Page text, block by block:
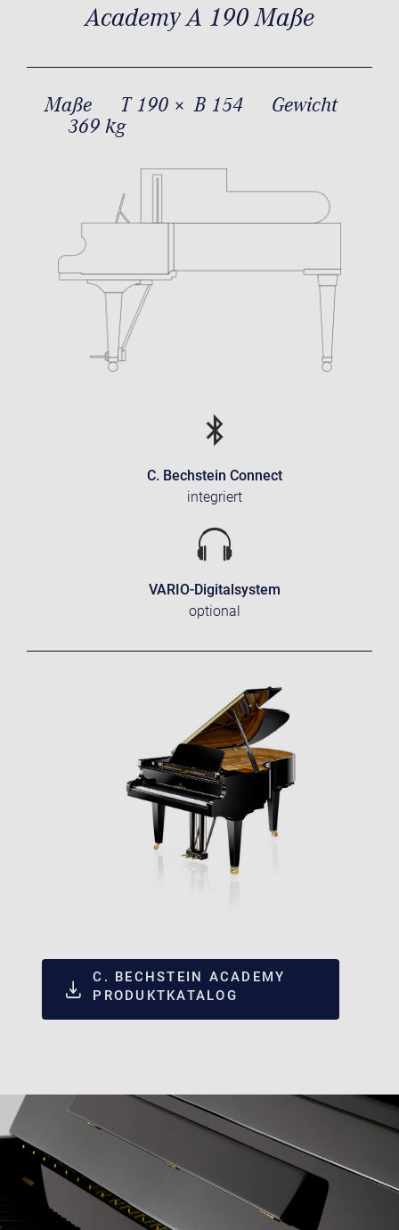
Academy A 190 Maße
Maße T 190 × B 154
Gewicht
369 kg
C. Bechstein Connect
integriert
VARIO-Digitalsystem
optional
C. BECHSTEIN ACADEMY
PRODUKTKATALOG